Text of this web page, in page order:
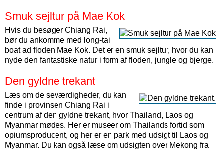
Smuk sejltur på Mae Kok
Hvis du besøger Chiang Rai,
bør du ankomme med long-tail
boat ad floden Mae Kok. Det er en smuk sejltur, hvor du kan
nyde den fantastiske natur i form af floden, jungle og bjerge.
Den gyldne trekant
Læs om de seværdigheder, du kan
finde i provinsen Chiang Rai i
centrum af den gyldne trekant, hvor Thailand, Laos og
Myanmar mødes. Her er museer om Thailands fortid som
opiumsproducent, og her er en park med udsigt til Laos og
Myanmar. Du kan også læse om udsigten over Mekong fra